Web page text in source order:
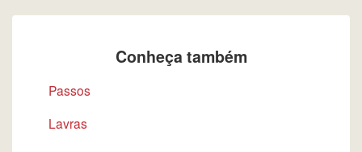
Conheça também
Passos
Lavras